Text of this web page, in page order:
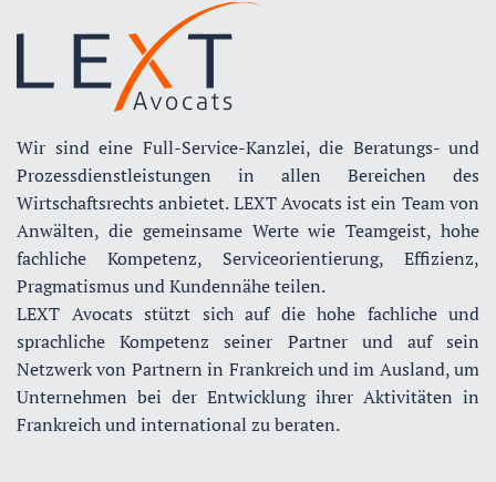
Wir sind eine Full-Service-Kanzlei, die Beratungs- und
Prozessdienstleistungen in allen Bereichen des
Wirtschaftsrechts anbietet. LEXT Avocats ist ein Team von
Anwälten, die gemeinsame Werte wie Teamgeist, hohe
fachliche Kompetenz, Serviceorientierung, Effizienz,
Pragmatismus und Kundennähe teilen.
LEXT Avocats stützt sich auf die hohe fachliche und
sprachliche Kompetenz seiner Partner und auf sein
Netzwerk von Partnern in Frankreich und im Ausland, um
Unternehmen bei der Entwicklung ihrer Aktivitäten in
Frankreich und international zu beraten.